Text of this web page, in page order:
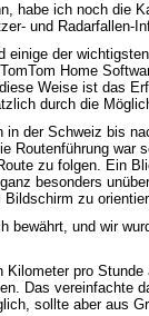
habe ich noch die
und Radarfallen-
einige der
Home
Weise ist das
durch die
der Schweiz bis
Routenführung
zu folgen. Ein
besonders
zu
bewährt, und wir
pro
Das vereinfachte
sollte aber aus